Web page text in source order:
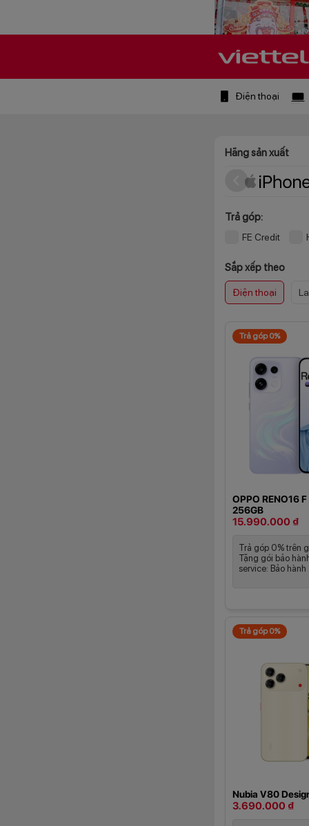
Điện thoại
Hãng sản xuất
Trả góp:
FE Credit
Sắp xếp theo
Điện thoại
Trả góp 0%
OPPO RENO16
256GB
15.990.000 ₫
Trả góp 0% trên
Tặng gói bảo
service: Bảo hành
Trả góp 0%
Nubia V80
3.690.000 ₫